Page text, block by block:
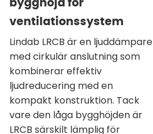
bygghöjd för
ventilationssystem
Lindab LRCB är en ljuddämpare
med cirkulär anslutning som
kombinerar effektiv
ljudreducering med en
kompakt konstruktion. Tack
vare den låga bygghöjden är
LRCB särskilt lämplig för